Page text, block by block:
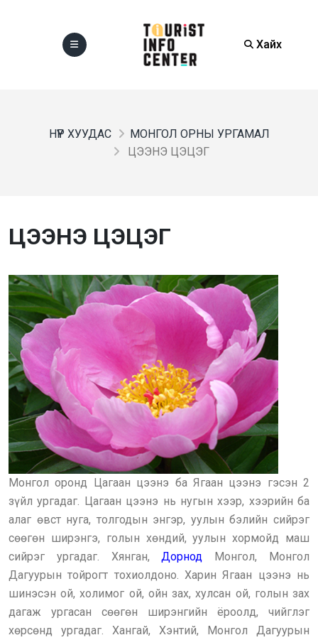
Хайх
НҮҮР ХУУДАС
МОНГОЛ ОРНЫ УРГАМАЛ
ЦЭЭНЭ ЦЭЦЭГ
ЦЭЭНЭ ЦЭЦЭГ
Монгол оронд Цагаан цээнэ ба Ягаан цээнэ гэсэн 2
зүйл ургадаг. Цагаан цээнэ нь нугын хээр, хээрийн ба
алаг өвст нуга, толгодын энгэр, уулын бэлийн сийрэг
сөөгөн ширэнгэ, голын хөндий, уулын хормойд маш
сийрэг ургадаг. Хянган,Дорнод Монгол, Монгол
Дагуурын тойрогт тохиолдоно. Харин Ягаан цээнэ нь
шинэсэн ой, холимог ой, ойн зах, хулсан ой, голын зах
дагаж ургасан сөөгөн ширэнгийн ёроолд, чийглэг
хөрсөнд ургадаг. Хангай, Хэнтий, Монгол Дагуурын